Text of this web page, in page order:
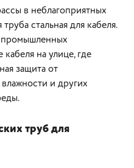
в неблагоприятных
стальная для кабеля.
промышленных
на улице, где
защита от
и других
труб для